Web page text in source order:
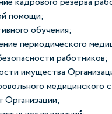
помощи;
обучения;
периодического
работников;
имущества
медицинского
Организации;